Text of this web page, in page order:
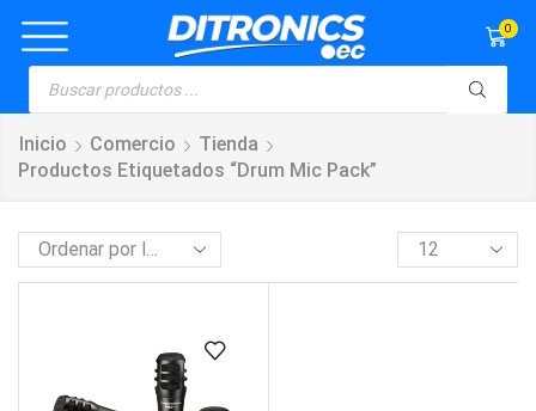
0
Inicio Comercio
Tienda
Productos Etiquetados “drum Mic Pack”